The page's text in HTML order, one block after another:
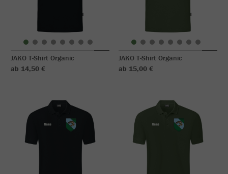
JAKO T-Shirt Organic
ab 14,50 €
JAKO T-Shirt Organic
ab 15,00 €